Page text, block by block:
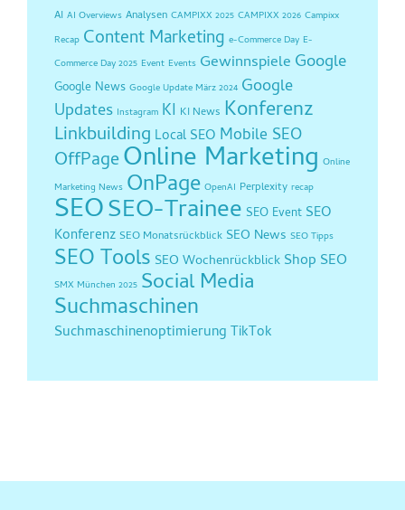
AI AI Overviews Analysen CAMPIXX 2025 CAMPIXX 2026 Campixx
Recap Content Marketing e-Commerce Day E-
Commerce Day 2025 Event Events Gewinnspiele Google
Google News Google Update März 2024 Google
Updates Instagram KI KI News Konferenz
Linkbuilding Local SEO Mobile SEO
OffPageOnline Marketing Online
Marketing News OnPage OpenAI Perplexity recap
SEOSEO-Trainee SEO Event SEO
Konferenz SEO Monatsrückblick SEO News SEO Tipps
SEO Tools SEO Wochenrückblick Shop SEO
SMX München 2025 Social Media
Suchmaschinen
Suchmaschinenoptimierung TikTok